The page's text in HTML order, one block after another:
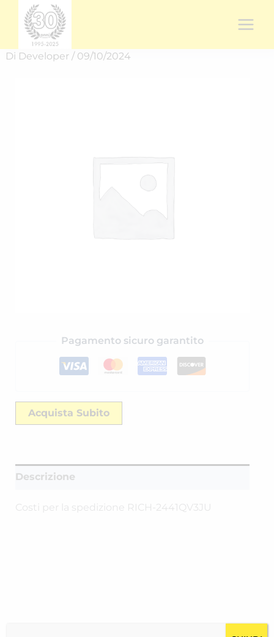
contenuto
Di Developer / 09/10/2024
Pagamento sicuro garantito
Acquista Subito
Descrizione
Costi per la spedizione RICH-2441QV3JU